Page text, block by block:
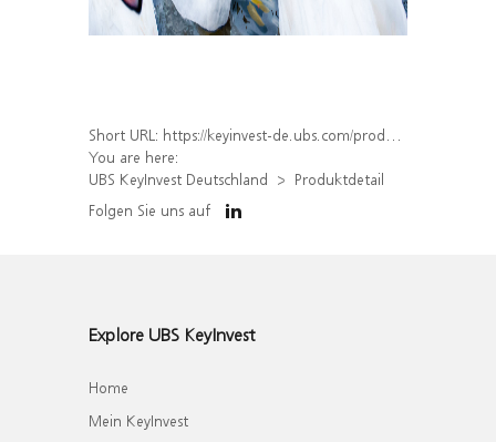
Short URL: https://keyinvest-de.ubs.com/produkt/detail/index/isin/DE000WA79047
You are here:
UBS KeyInvest Deutschland
Produktdetail
Folgen Sie uns auf
Explore UBS KeyInvest
Home
Mein KeyInvest